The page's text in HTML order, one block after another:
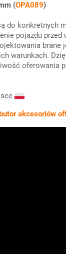
(OPA089)
do konkretnych
pojazdu przed
brane
warunkach.
oferowania
akcesoriów